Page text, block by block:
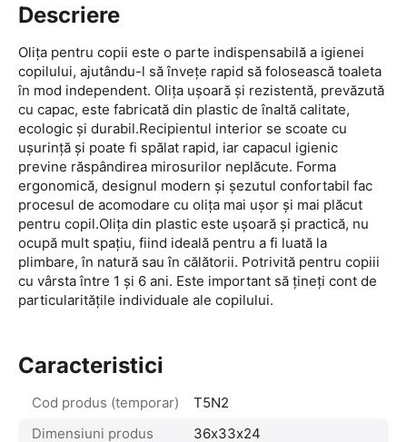
Descriere
Olița pentru copii este o parte indispensabilă a igienei
copilului, ajutându-l să învețe rapid să folosească toaleta
în mod independent. Olița ușoară și rezistentă, prevăzută
cu capac, este fabricată din plastic de înaltă calitate,
ecologic și durabil.Recipientul interior se scoate cu
ușurință și poate fi spălat rapid, iar capacul igienic
previne răspândirea mirosurilor neplăcute. Forma
ergonomică, designul modern și șezutul confortabil fac
procesul de acomodare cu olița mai ușor și mai plăcut
pentru copil.Olița din plastic este ușoară și practică, nu
ocupă mult spațiu, fiind ideală pentru a fi luată la
plimbare, în natură sau în călătorii. Potrivită pentru copiii
cu vârsta între 1 și 6 ani. Este important să țineți cont de
particularitățile individuale ale copilului.
Caracteristici
Cod produs (temporar)
T5N2
Dimensiuni produs
36х33х24